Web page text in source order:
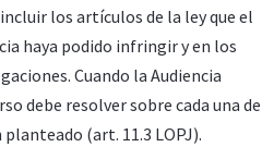
los artículos de la ley que el
haya podido infringir y en los
Cuando la Audiencia
debe resolver sobre cada una de
(art. 11.3 LOPJ).